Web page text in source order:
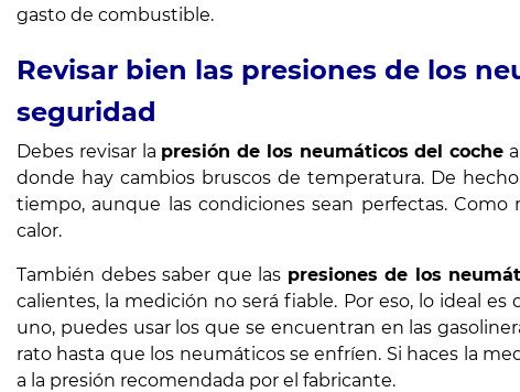
gasto de combustible.
Revisar bien las presiones de los
seguridad
Debes revisar la presión de los neumáticos del coche
donde hay cambios bruscos de temperatura. De
tiempo, aunque las condiciones sean perfectas.
calor.
También debes saber que las presiones de los
calientes, la medición no será fiable. Por eso, lo ideal
uno, puedes usar los que se encuentran en las
rato hasta que los neumáticos se enfríen. Si haces la
a la presión recomendada por el fabricante.